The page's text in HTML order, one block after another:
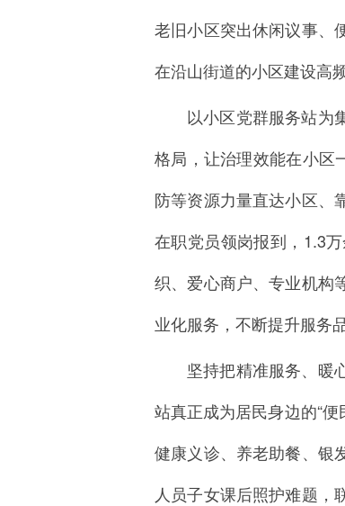
老旧小区突出休闲议事、
在沿山街道的小区建设高
以小区党群服务站为
格局，让治理效能在小区
防等资源力量直达小区、
在职党员领岗报到，1.3
织、爱心商户、专业机构
业化服务，不断提升服务品
坚持把精准服务、暖
站真正成为居民身边的“
健康义诊、养老助餐、银
人员子女课后照护难题